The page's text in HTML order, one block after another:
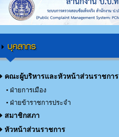
บุคลากร
คณะผู้บริหารและหัวหน้าส่วนราชการ
• ฝ่ายการเมือง
• ฝ่ายข้าราชการประจำ
สมาชิกสภา
หัวหน้าส่วนราชการ